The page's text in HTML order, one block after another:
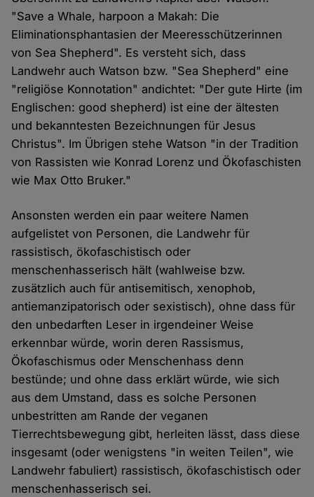
"Save a Whale, harpoon a Makah: Die
Eliminationsphantasien der Meeresschützerinnen
von Sea Shepherd". Es versteht sich, dass
Landwehr auch Watson bzw. "Sea Shepherd" eine
"religiöse Konnotation" andichtet: "Der gute Hirte (im
Englischen: good shepherd) ist eine der ältesten
und bekanntesten Bezeichnungen für Jesus
Christus". Im Übrigen stehe Watson "in der Tradition
von Rassisten wie Konrad Lorenz und Ökofaschisten
wie Max Otto Bruker."
Ansonsten werden ein paar weitere Namen
aufgelistet von Personen, die Landwehr für
rassistisch, ökofaschistisch oder
menschenhasserisch hält (wahlweise bzw.
zusätzlich auch für antisemitisch, xenophob,
antiemanzipatorisch oder sexistisch), ohne dass für
den unbedarften Leser in irgendeiner Weise
erkennbar würde, worin deren Rassismus,
Ökofaschismus oder Menschenhass denn
bestünde; und ohne dass erklärt würde, wie sich
aus dem Umstand, dass es solche Personen
unbestritten am Rande der veganen
Tierrechtsbewegung gibt, herleiten lässt, dass diese
insgesamt (oder wenigstens "in weiten Teilen", wie
Landwehr fabuliert) rassistisch, ökofaschistisch oder
menschenhasserisch sei.